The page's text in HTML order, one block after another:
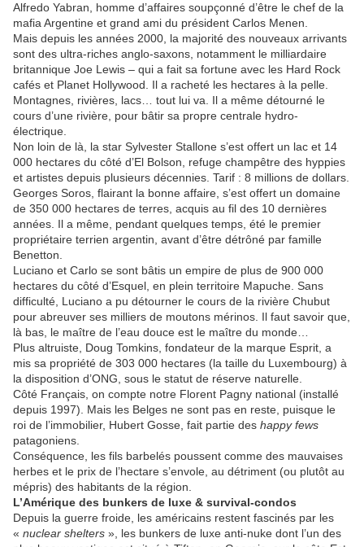
Alfredo Yabran, homme d’affaires soupçonné d’être le chef de la
mafia Argentine et grand ami du président Carlos Menen.
Mais depuis les années 2000, la majorité des nouveaux arrivants
sont des ultra-riches anglo-saxons, notamment le milliardaire
britannique Joe Lewis – qui a fait sa fortune avec les Hard Rock
cafés et Planet Hollywood. Il a racheté les hectares à la pelle.
Montagnes, rivières, lacs… tout lui va. Il a même détourné le
cours d’une rivière, pour bâtir sa propre centrale hydro-
électrique.
Non loin de là, la star Sylvester Stallone s’est offert un lac et 14
000 hectares du côté d’El Bolson, refuge champêtre des hyppies
et artistes depuis plusieurs décennies. Tarif : 8 millions de dollars.
Georges Soros, flairant la bonne affaire, s’est offert un domaine
de 350 000 hectares de terres, acquis au fil des 10 dernières
années. Il a même, pendant quelques temps, été le premier
propriétaire terrien argentin, avant d’être détrôné par famille
Benetton.
Luciano et Carlo se sont bâtis un empire de plus de 900 000
hectares du côté d’Esquel, en plein territoire Mapuche. Sans
difficulté, Luciano a pu détourner le cours de la rivière Chubut
pour abreuver ses milliers de moutons mérinos. Il faut savoir que,
là bas, le maître de l’eau douce est le maître du monde…
Plus altruiste, Doug Tomkins, fondateur de la marque Esprit, a
mis sa propriété de 303 000 hectares (la taille du Luxembourg) à
la disposition d’ONG, sous le statut de réserve naturelle.
Côté Français, on compte notre Florent Pagny national (installé
depuis 1997). Mais les Belges ne sont pas en reste, puisque le
roi de l’immobilier, Hubert Gosse, fait partie des happy fews
patagoniens.
Conséquence, les fils barbelés poussent comme des mauvaises
herbes et le prix de l’hectare s’envole, au détriment (ou plutôt au
mépris) des habitants de la région.
L’Amérique des bunkers de luxe & survival-condos
Depuis la guerre froide, les américains restent fascinés par les
« nuclear shelters », les bunkers de luxe anti-nuke dont l’un des